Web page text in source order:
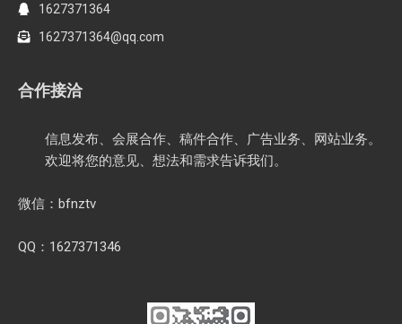
1627371364
1627371364@qq.com
合作接洽
信息发布、会展合作、稿件合作、广告业务、网站业务。
欢迎将您的意见、想法和需求告诉我们。
微信：bfnztv
QQ：1627371346